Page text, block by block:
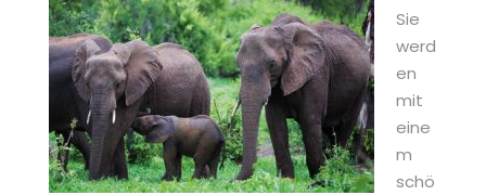
Sie
werd
en
mit
eine
m
schö